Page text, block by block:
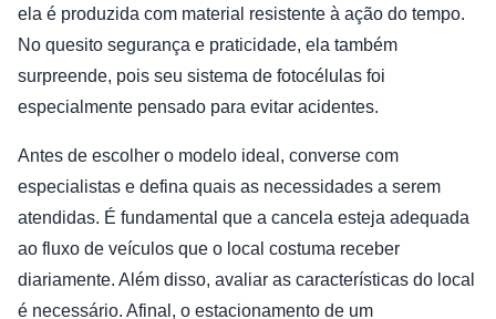
ela é produzida com material resistente à ação do tempo.
No quesito segurança e praticidade, ela também
surpreende, pois seu sistema de fotocélulas foi
especialmente pensado para evitar acidentes.
Antes de escolher o modelo ideal, converse com
especialistas e defina quais as necessidades a serem
atendidas. É fundamental que a cancela esteja adequada
ao fluxo de veículos que o local costuma receber
diariamente. Além disso, avaliar as características do local
é necessário. Afinal, o estacionamento de um